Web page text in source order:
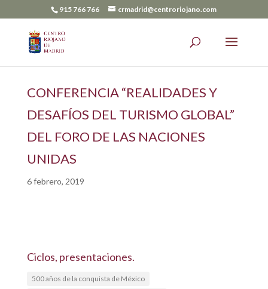
915 766 766 crmadrid@centroriojano.com
CONFERENCIA “REALIDADES Y
DESAFÍOS DEL TURISMO GLOBAL”
DEL FORO DE LAS NACIONES
UNIDAS
6 febrero, 2019
Ciclos, presentaciones.
500 años de la conquista de México